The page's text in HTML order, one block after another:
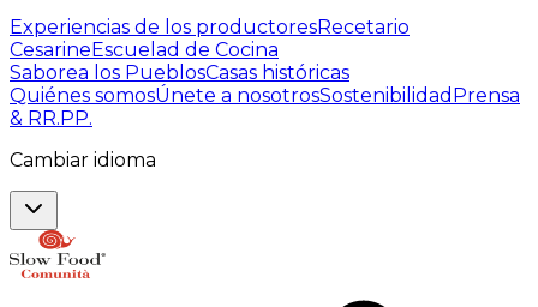
Experiencias de los productoresRecetario
CesarineEscuelad de Cocina
Saborea los PueblosCasas históricas
Quiénes somosÚnete a nosotrosSostenibilidad Prensa
& RR.PP.
Cambiar idioma